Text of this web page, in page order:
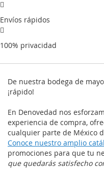
Envíos rápidos
100% privacidad
De nuestra bodega de
¡rápido!
En Denovedad nos
experiencia de compra,
cualquier parte de México
Conoce nuestro amplio
promociones para que tu
que quedarás satisfecho